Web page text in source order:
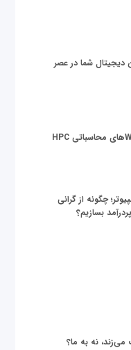
دیجیتال شما در عصر
چگونه از گرانی
بسازیم؟
می‌زند، نه به ما؟